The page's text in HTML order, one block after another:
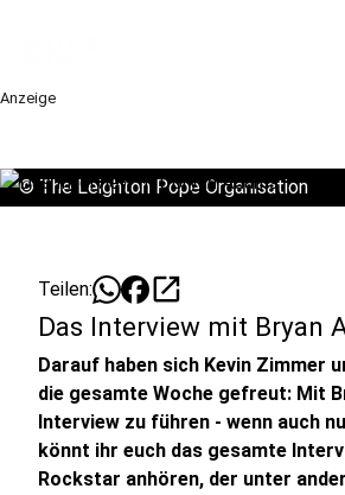
Anzeige
© The Leighton Pope Organisation
Teilen: open_in_new
Das Interview mit Bryan
Darauf haben sich Kevin Zimmer
die gesamte Woche gefreut: Mit
Interview zu führen - wenn auch
könnt ihr euch das gesamte
Rockstar anhören, der unter